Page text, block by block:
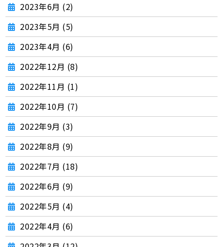
2023年6月 (2)
2023年5月 (5)
2023年4月 (6)
2022年12月 (8)
2022年11月 (1)
2022年10月 (7)
2022年9月 (3)
2022年8月 (9)
2022年7月 (18)
2022年6月 (9)
2022年5月 (4)
2022年4月 (6)